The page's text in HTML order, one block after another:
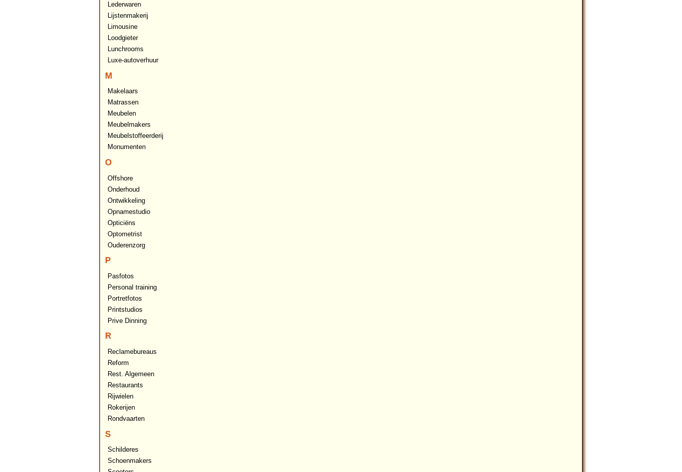
Lederwaren
Lijstenmakerij
Limousine
Loodgieter
Lunchrooms
Luxe-autoverhuur
M
Makelaars
Matrassen
Meubelen
Meubelmakers
Meubelstoffeerderij
Monumenten
O
Offshore
Onderhoud
Ontwikkeling
Opnamestudio
Opticiëns
Optometrist
Ouderenzorg
P
Pasfotos
Personal training
Portretfotos
Printstudios
Prive Dinning
R
Reclamebureaus
Reform
Rest. Algemeen
Restaurants
Rijwielen
Rokerijen
Rondvaarten
S
Schilderes
Schoenmakers